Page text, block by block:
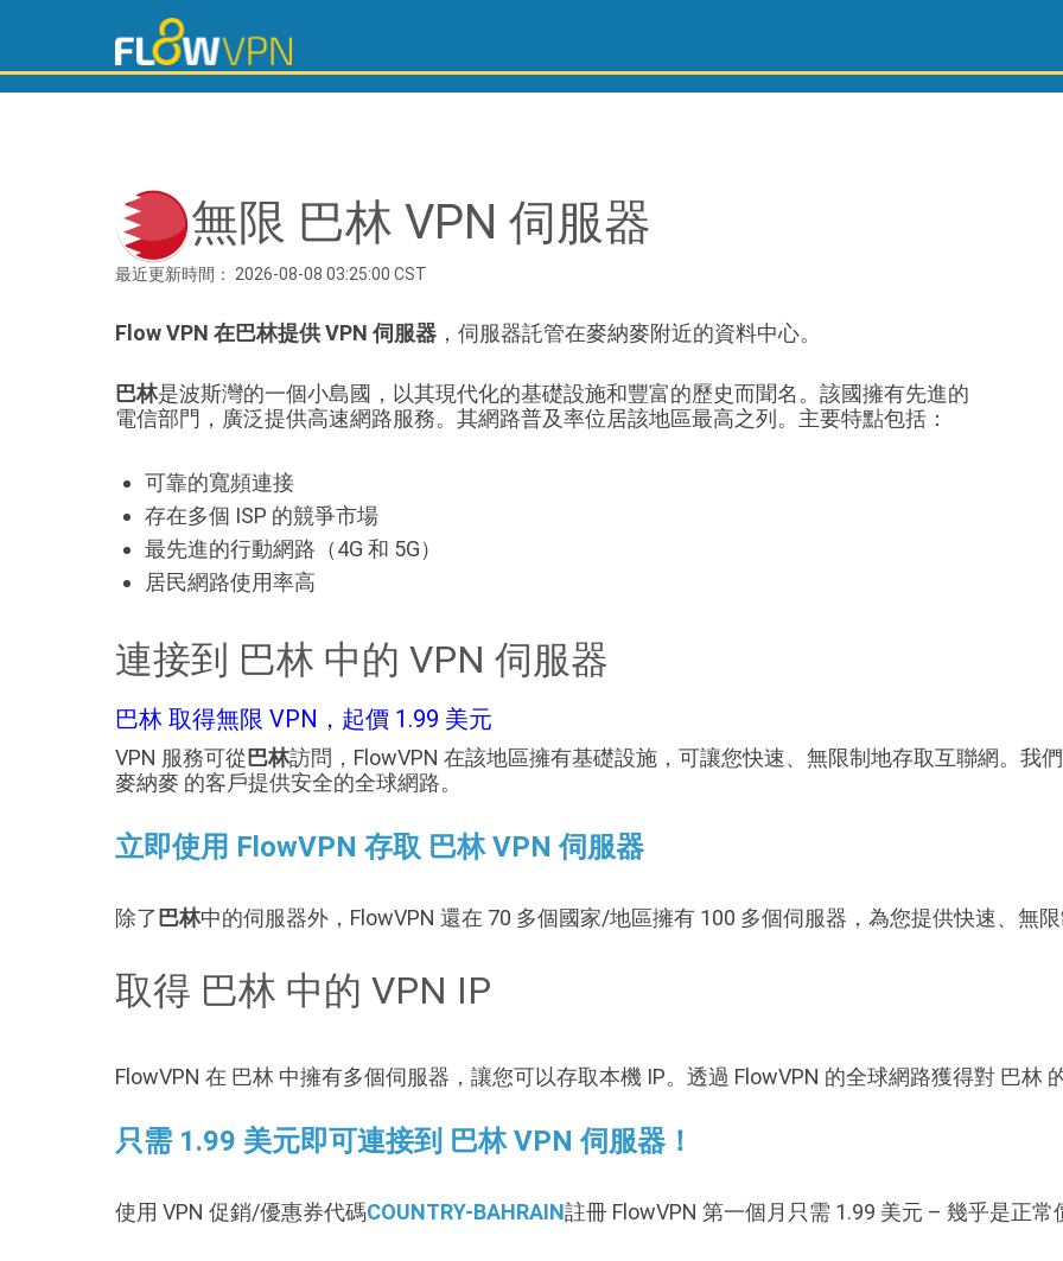
無限 巴林 VPN 伺服器
最近更新時間： 2026-08-08 03:25:00 CST
Flow VPN 在巴林提供 VPN 伺服器 ，伺服器託管在麥納麥附近的資料中心。
巴林是波斯灣的一個小島國，以其現代化的基礎設施和豐富的歷史而聞名。該國擁有先進的
電信部門，廣泛提供高速網路服務。其網路普及率位居該地區最高之列。主要特點包括：
可靠的寬頻連接
存在多個 ISP 的競爭市場
最先進的行動網路（4G 和 5G）
居民網路使用率高
連接到 巴林 中的 VPN 伺服器
巴林 取得無限 VPN，起價 1.99 美元
VPN 服務可從巴林訪問，FlowVPN 在該地區擁有基礎設施，可讓您快速、無限制地存取互聯網。我
麥納麥 的客戶提供安全的全球網路。
立即使用 FlowVPN 存取 巴林 VPN 伺服器
除了巴林中的伺服器外，FlowVPN 還在 70 多個國家/地區擁有 100 多個伺服器，為您提供快速、無
取得 巴林 中的 VPN IP
FlowVPN 在 巴林 中擁有多個伺服器，讓您可以存取本機 IP。透過 FlowVPN 的全球網路獲得對 巴林
只需 1.99 美元即可連接到 巴林 VPN 伺服器！
使用 VPN 促銷/優惠券代碼COUNTRY-BAHRAIN註冊 FlowVPN 第一個月只需 1.99 美元 – 幾乎是正常